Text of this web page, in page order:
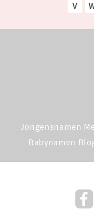
V
Jongensnamen
Babynamen